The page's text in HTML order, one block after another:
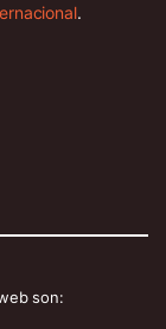
.
son: